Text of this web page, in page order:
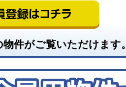
物件がご覧いただけます。